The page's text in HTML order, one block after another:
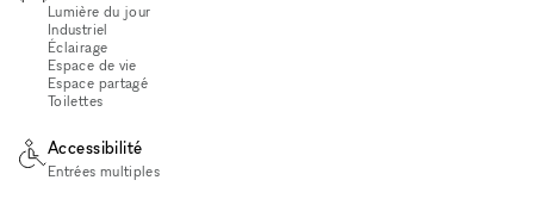
Lumière du jour
Industriel
Éclairage
Espace de vie
Espace partagé
Toilettes
Accessibilité
Entrées multiples